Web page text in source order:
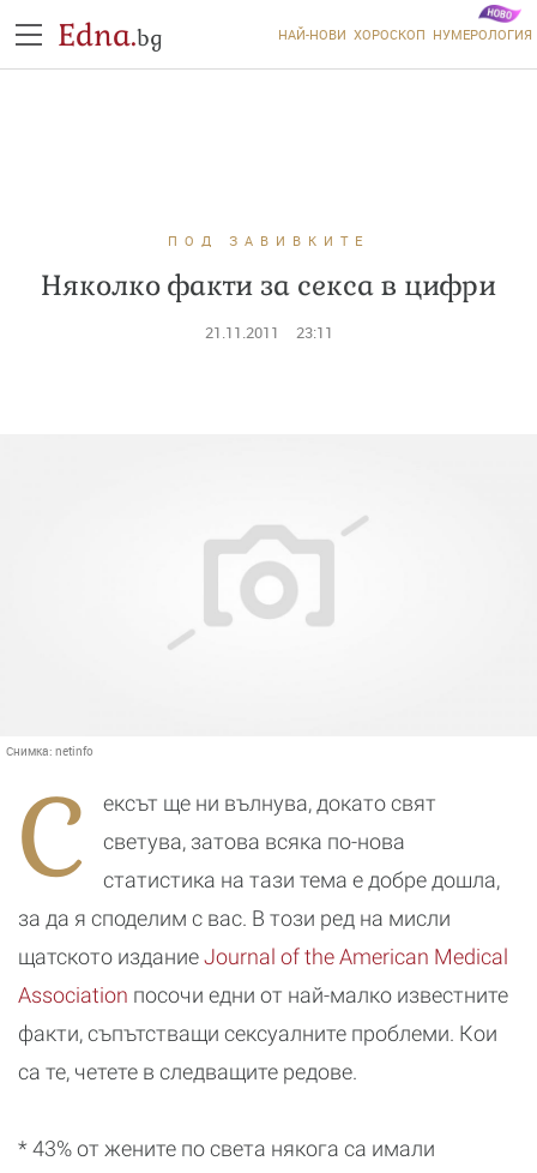
Edna.bg НАЙ-НОВИ ХОРОСКОП НУМЕРОЛОГИЯ
ПОД ЗАВИВКИТЕ
Няколко факти за секса в цифри
21.11.2011 23:11
Снимка: netinfo
С
ексът ще ни вълнува, докато свят
светува, затова всяка по-нова
статистика на тази тема е добре дошла,
за да я споделим с вас. В този ред на мисли
щатското изданиеJournal of the American Medical
Association посочи едни от най-малко известните
факти, съпътстващи сексуалните проблеми. Кои
са те, четете в следващите редове.
* 43% от жените по света някога са имали